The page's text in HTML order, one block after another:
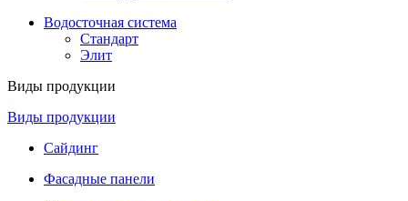
Водосточная система
Стандарт
Элит
Виды продукции
Виды продукции
Сайдинг
Фасадные панели